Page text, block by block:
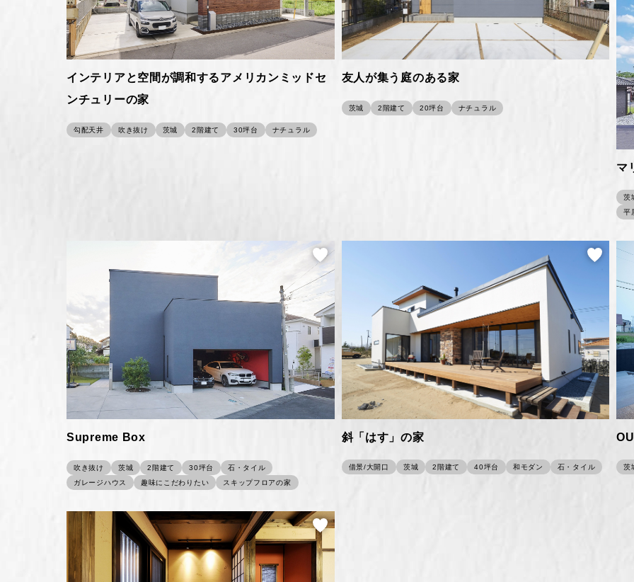
インテリアと空間が調和するアメリカンミッドセ
ンチュリーの家
勾配天井 吹き抜け 茨城 2階建て 30坪台 ナチュラル
友人が集う庭のある家
茨城 2階建て 20坪台 ナチュラル
マ
茨
平
Supreme Box
吹き抜け 茨城 2階建て 30坪台
石・タイル
ガレージハウス
趣味にこだわりたい スキップフロアの家
斜「はす」の家
借景/大開口 茨城 2階建て 40坪台 和モダン 石・タイル 茨